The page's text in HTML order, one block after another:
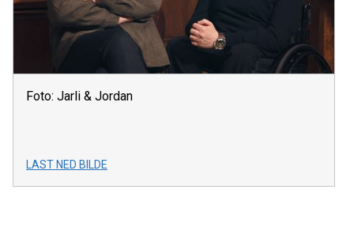
Foto: Jarli & Jordan
LAST NED BILDE